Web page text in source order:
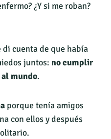
¿Y si me roban?
di cuenta de que había
juntos: no cumplir
mundo.
porque tenía amigos
con ellos y después